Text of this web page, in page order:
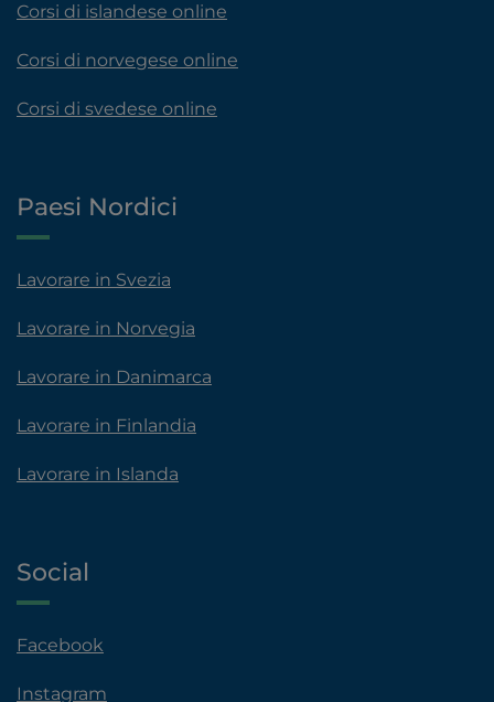
Corsi di islandese online
Corsi di norvegese online
Corsi di svedese online
Paesi Nordici
Lavorare in Svezia
Lavorare in Norvegia
Lavorare in Danimarca
Lavorare in Finlandia
Lavorare in Islanda
Social
Facebook
Instagram